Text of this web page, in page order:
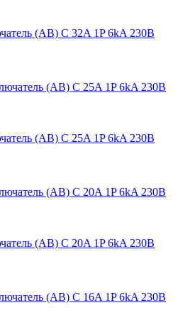
(АВ) C 32A 1P 6kA 230В
(АВ) C 25A 1P 6kA 230В
(АВ) C 20A 1P 6kA 230В